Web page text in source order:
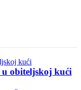
obiteljskoj kući